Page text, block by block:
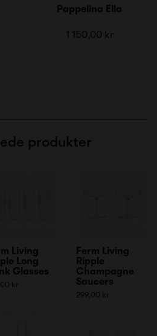
Pappelina Ella
1 150,00 kr
produkter
Living
Long
Glasses
kr
Ferm Living
Ripple
Champagne
Saucers
299,00 kr